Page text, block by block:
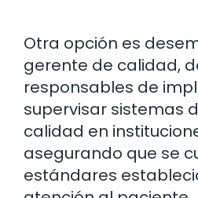
Otra opción es
gerente de calidad,
responsables de
supervisar sistemas
calidad en
asegurando que se
estándares